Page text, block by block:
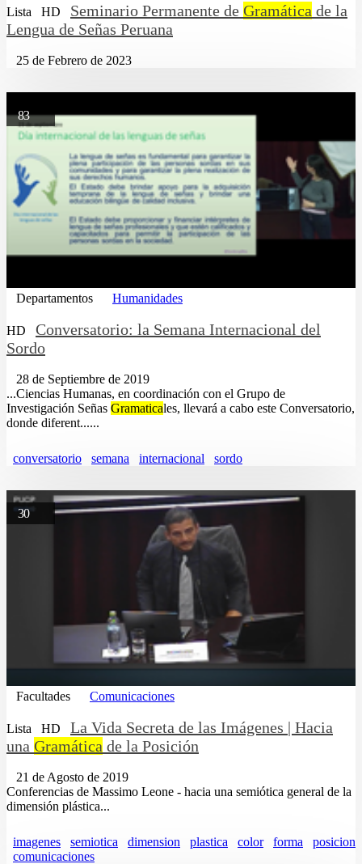
Lista HD Seminario Permanente de Gramática de la
Lengua de Señas Peruana
25 de Febrero de 2023
83
Departamentos Humanidades
HD
Conversatorio: la Semana Internacional del
Sordo
28 de Septiembre de 2019
...Ciencias Humanas, en coordinación con el Grupo de
Investigación Señas Gramaticales, llevará a cabo este Conversatorio,
donde diferent......
conversatorio semana internacional sordo
30
Facultades Comunicaciones
Lista HD
La Vida Secreta de las Imágenes | Hacia
una Gramática de la Posición
21 de Agosto de 2019
Conferencias de Massimo Leone - hacia una semiótica general de la
dimensión plástica...
imagenes semiotica dimension plastica color forma
posicion
comunicaciones